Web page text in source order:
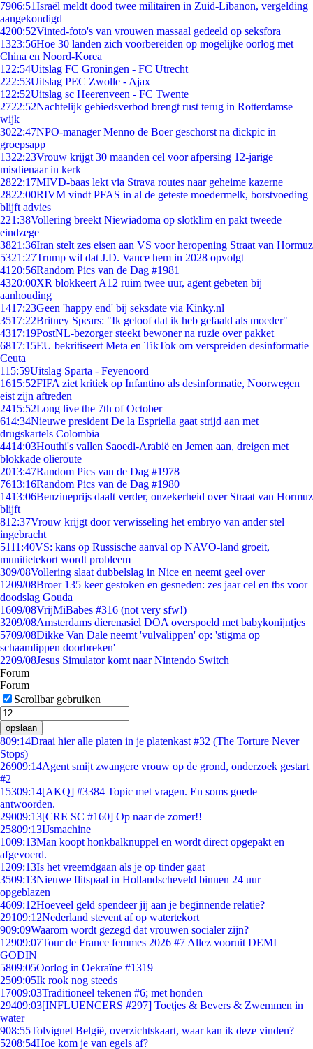
7906:51Israël meldt dood twee militairen in Zuid-Libanon, vergelding
aangekondigd
4200:52Vinted-foto's van vrouwen massaal gedeeld op seksfora
1323:56Hoe 30 landen zich voorbereiden op mogelijke oorlog met
China en Noord-Korea
1 22:54Uitslag FC Groningen - FC Utrecht
222:53Uitslag PEC Zwolle - Ajax
1 22:52Uitslag sc Heerenveen - FC Twente
2722:52Nachtelijk gebiedsverbod brengt rust terug in Rotterdamse
wijk
3022:47NPO-manager Menno de Boer geschorst na dickpic in
groepsapp
1322:23Vrouw krijgt 30 maanden cel voor afpersing 12-jarige
misdienaar in kerk
2822:17MIVD-baas lekt via Strava routes naar geheime kazerne
2822:00RIVM vindt PFAS in al de geteste moedermelk, borstvoeding
blijft advies
221:38Vollering breekt Niewiadoma op slotklim en pakt tweede
eindzege
3821:36Iran stelt zes eisen aan VS voor heropening Straat van Hormuz
5321:27Trump wil dat J.D. Vance hem in 2028 opvolgt
41 20:56Random Pics van de Dag #1981
4320:00XR blokkeert A12 ruim twee uur, agent gebeten bij
aanhouding
1417:23Geen 'happy end' bij seksdate via Kinky.nl
3517:22Britney Spears: "Ik geloof dat ik heb gefaald als moeder"
4317:19PostNL-bezorger steekt bewoner na ruzie over pakket
6817:15EU bekritiseert Meta en TikTok om verspreiden desinformatie
Ceuta
115:59Uitslag Sparta - Feyenoord
1615:52FIFA ziet kritiek op Infantino als desinformatie, Noorwegen
eist zijn aftreden
2415:52Long live the 7th of October
614:34Nieuwe president De la Espriella gaat strijd aan met
drugskartels Colombia
4414:03Houthi's vallen Saoedi-Arabië en Jemen aan, dreigen met
blokkade olieroute
2013:47Random Pics van de Dag #1978
7613:16Random Pics van de Dag #1980
1413:06Benzineprijs daalt verder, onzekerheid over Straat van Hormuz
blijft
812:37Vrouw krijgt door verwisseling het embryo van ander stel
ingebracht
5111:40VS: kans op Russische aanval op NAVO-land groeit,
munitietekort wordt probleem
309/08Vollering slaat dubbelslag in Nice en neemt geel over
1209/08Broer 135 keer gestoken en gesneden: zes jaar cel en tbs voor
doodslag Gouda
1609/08VrijMiBabes #316 (not very sfw!)
3209/08Amsterdams dierenasiel DOA overspoeld met babykonijntjes
5709/08Dikke Van Dale neemt 'vulvalippen' op: 'stigma op
schaamlippen doorbreken'
2209/08Jesus Simulator komt naar Nintendo Switch
Forum
Forum
Scrollbar gebruiken
opslaan
809:14Draai hier alle platen in je platenkast #32 (The Torture Never
Stops)
26909:14Agent smijt zwangere vrouw op de grond, onderzoek gestart
#2
15309:14[AKQ] #3384 Topic met vragen. En soms goede
antwoorden.
29009:13[CRE SC #160] Op naar de zomer!!
25809:13IJsmachine
1009:13Man koopt honkbalknuppel en wordt direct opgepakt en
afgevoerd.
1209:13Is het vreemdgaan als je op tinder gaat
3509:13Nieuwe flitspaal in Hollandscheveld binnen 24 uur
opgeblazen
4609:12Hoeveel geld spendeer jij aan je beginnende relatie?
29109:12Nederland stevent af op watertekort
909:09Waarom wordt gezegd dat vrouwen socialer zijn?
12909:07Tour de France femmes 2026 #7 Allez vooruit DEMI
GODIN
5809:05Oorlog in Oekraïne #1319
2509:05Ik rook nog steeds
17009:03Traditioneel tekenen #6; met honden
29409:03[INFLUENCERS #297] Toetjes & Bevers & Zwemmen in
water
908:55Tolvignet België, overzichtskaart, waar kan ik deze vinden?
5208:54Hoe kom je van egels af?